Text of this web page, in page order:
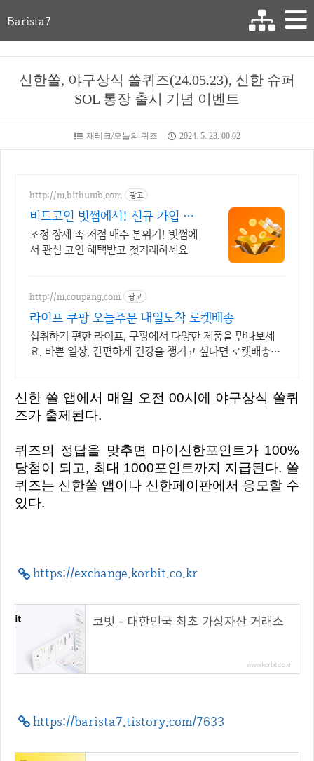
Barista7
신한쏠, 야구상식 쏠퀴즈(24.05.23), 신한 슈퍼
SOL 통장 출시 기념 이벤트
재테크/오늘의 퀴즈 2024. 5. 23. 00:02
http://m.bithumb.com 광고
비트코인 빗썸에서! 신규 가입 시
5만원 혜택
조정 장세 속 저점 매수 분위기! 빗썸에
서 관심 코인 혜택받고 첫거래하세요
http://m.coupang.com 광고
라이프 쿠팡 오늘주문 내일도착 로켓배송
섭취하기 편한 라이프, 쿠팡에서 다양한 제품을 만나보세
요. 바쁜 일상, 간편하게 건강을 챙기고 싶다면 로켓배송으
신한 쏠 앱에서 매일 오전 00시에 야구상식 쏠퀴
즈가 출제된다.
퀴즈의 정답을 맞추면 마이신한포인트가 100%
당첨이 되고, 최대 1000포인트까지 지급된다. 쏠
퀴즈는 신한쏠 앱이나 신한페이판에서 응모할 수
있다.
https://exchange.korbit.co.kr
코빗 - 대한민국 최초 가상자산 거래소
www.korbit.co.kr
https://barista7.tistory.com/7633